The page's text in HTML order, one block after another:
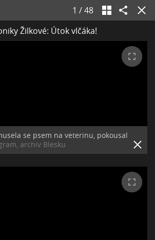
1 /48
Žilkové: Útok vlčáka!
se psem na veterinu, pokousal
archiv Blesku